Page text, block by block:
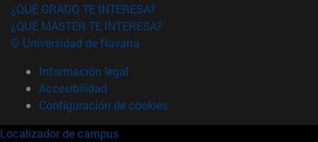
¿QUÉ GRADO TE INTERESA?
¿QUÉ MÁSTER TE INTERESA?
© Universidad de Navarra
Información legal
Accesibilidad
Configuración de cookies
Localizador de campus